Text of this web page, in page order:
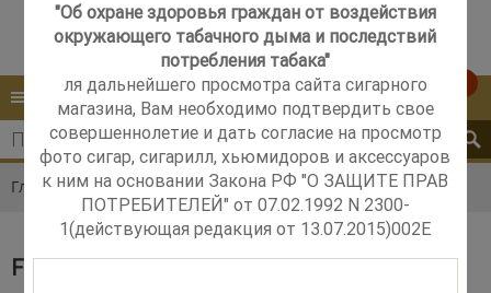
Контакты Обратный звонок
КАТАЛОГ МЕНЮ
Главная Каталог Сигары Furia
FURIA
"Об охране здоровья граждан от воздействия
окружающего табачного дыма и последствий
потребления табака"
ля дальнейшего просмотра сайта сигарного
магазина, Вам необходимо подтвердить свое
совершеннолетие и дать согласие на просмотр
фото сигар, сигарилл, хьюмидоров и аксессуаров
к ним на основании Закона РФ "О ЗАЩИТЕ ПРАВ
ПОТРЕБИТЕЛЕЙ" от 07.02.1992 N 2300-
1(действующая редакция от 13.07.2015)002E